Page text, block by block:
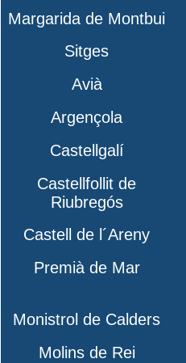
Margarida de Montbui
Sitges
Avià
Argençola
Castellgalí
Castellfollit de
Riubregós
Castell de l´Areny
Premià de Mar
Monistrol de Calders
Molins de Rei